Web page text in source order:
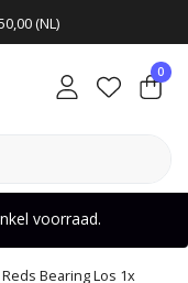
(NL)
0
voorraad.
Bearing Los 1x